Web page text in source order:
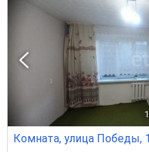
1
Комната, улица Победы,